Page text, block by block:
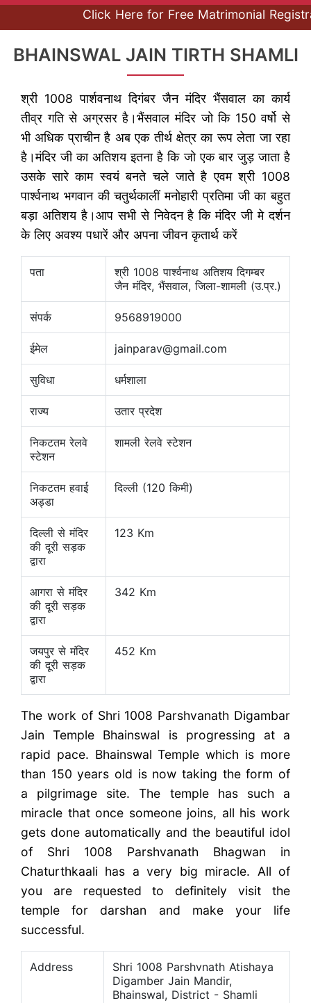
Click Here for Free Matrimonial
BHAINSWAL JAIN TIRTH SHAMLI
श्री 1008 पार्शवनाथ दिगंबर जैन मंदिर भैंसवाल का कार्य
तीव्र गति से अग्रसर है।भैंसवाल मंदिर जो कि 150 वर्षो से
भी अधिक प्राचीन है अब एक तीर्थ क्षेत्र का रूप लेता जा रहा
है।मंदिर जी का अतिशय इतना है कि जो एक बार जुड़ जाता है
उसके सारे काम स्वयं बनते चले जाते है एवम श्री 1008
पार्श्वनाथ भगवान की चतुर्थकालीं मनोहारी प्रतिमा जी का बहुत
बड़ा अतिशय है।आप सभी से निवेदन है कि मंदिर जी मे दर्शन
के लिए अवश्य पधारें और अपना जीवन कृतार्थ करें
पता
श्री 1008 पार्श्वनाथ अतिशय दिगम्बर
जैन मंदिर, भैंसवाल, जिला-शामली (उ.प्र.)
संपर्क 9568919000
ईमेल jainparav@gmail.com
सुविधा धर्मशाला
राज्य उतार प्रदेश
निकटतम रेलवे
स्टेशन
शामली रेलवे स्टेशन
निकटतम हवाई
अड्डा
दिल्ली (120 किमी)
दिल्ली से मंदिर
की दूरी सड़क
द्वारा
123 Km
आगरा से मंदिर
की दूरी सड़क
द्वारा
342 Km
जयपुर से मंदिर
की दूरी सड़क
द्वारा
452 Km
The work of Shri 1008 Parshvanath Digambar
Jain Temple Bhainswal is progressing at a
rapid pace. Bhainswal Temple which is more
than 150 years old is now taking the form of
a pilgrimage site. The temple has such a
miracle that once someone joins, all his work
gets done automatically and the beautiful idol
of Shri 1008 Parshvanath Bhagwan in
Chaturthkaali has a very big miracle. All of
you are requested to definitely visit the
temple for darshan and make your life
successful.
Address
Shri 1008 Parshvnath Atishaya
Digamber Jain Mandir,
Bhainswal, District - Shamli